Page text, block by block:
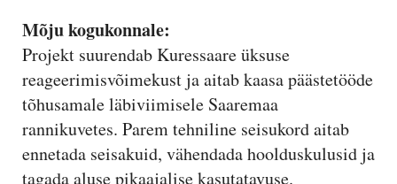
Mõju kogukonnale:
Projekt suurendab Kuressaare üksuse
reageerimisvõimekust ja aitab kaasa päästetööde
tõhusamale läbiviimisele Saaremaa
rannikuvetes. Parem tehniline seisukord aitab
ennetada seisakuid, vähendada hoolduskulusid ja
tagada aluse pikaajalise kasutatavuse.